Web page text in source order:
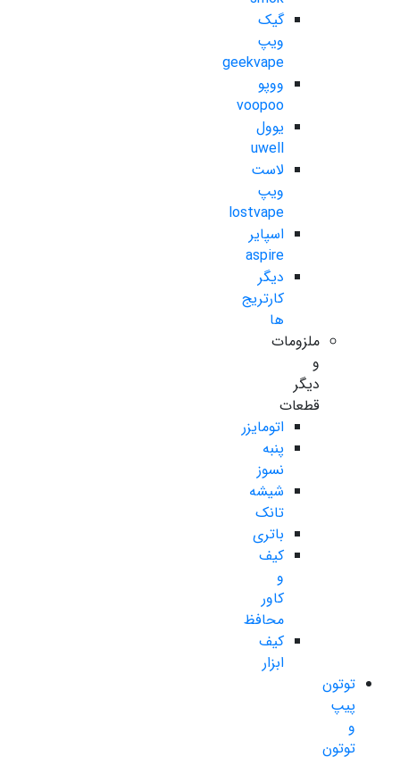
گیک
ویپ
geekvape
ووپو
voopoo
یوول
uwell
لاست
ویپ
lostvape
اسپایر
aspire
دیگر
کارتریج
ها
ملزومات
و
دیگر
قطعات
اتومایزر
پنبه
نسوز
شیشه
تانک
باتری
کیف
و
کاور
محافظ
کیف
ابزار
توتون
پیپ
و
توتون